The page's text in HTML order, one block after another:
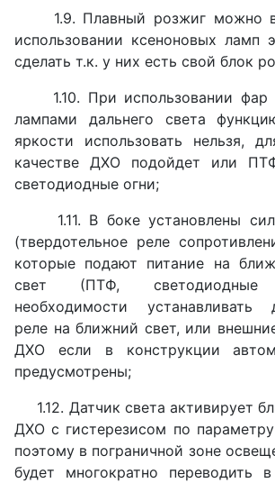
1.9. Плавный розжиг можно
использовании ксеноновых ламп
сделать т.к. у них есть свой блок
1.10. При использовании фар
лампами дальнего света
яркости использовать нельзя,
качестве ДХО подойдет или
светодиодные огни;
1.11. В боке установлены
(твердотельное реле
которые подают питание на
свет (ПТФ,
необходимости устанавливать
реле на ближний свет, или
ДХО если в конструкции
предусмотрены;
1.12. Датчик света активирует
ДХО с гистерезисом по
поэтому в пограничной зоне
будет многократно переводить